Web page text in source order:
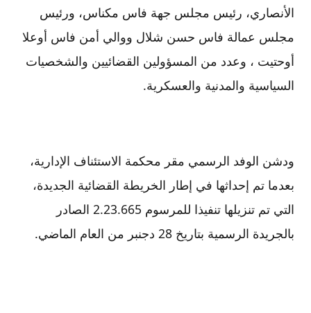
الأنصاري، رئيس مجلس جهة فاس مكناس، ورئيس
مجلس عمالة فاس حسن شلال ووالي أمن فاس أوعلا
أوحتيت ، وعدد من المسؤولين القضائيين والشخصيات
السياسية والمدنية والعسكرية.
ودشن الوفد الرسمي مقر محكمة الاستئناف الإدارية،
بعدما تم إحداثها في إطار الخريطة القضائية الجديدة،
التي تم تنزيلها تنفيذا للمرسوم 2.23.665 الصادر
بالجريدة الرسمية بتاريخ 28 دجنبر من العام الماضي.